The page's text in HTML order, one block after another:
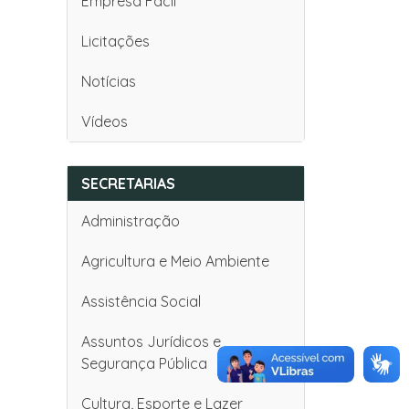
Licitações
Notícias
Vídeos
SECRETARIAS
Administração
Agricultura e Meio Ambiente
Assistência Social
Assuntos Jurídicos e
Segurança Pública
Cultura, Esporte e Lazer